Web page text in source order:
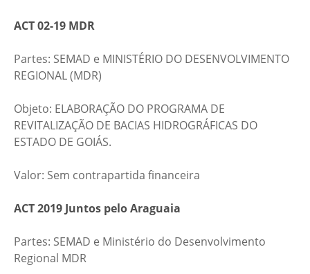
ACT 02-19 MDR
Partes: SEMAD e MINISTÉRIO DO DESENVOLVIMENTO
REGIONAL (MDR)​
Objeto: ELABORAÇÃO DO PROGRAMA DE
REVITALIZAÇÃO DE BACIAS HIDROGRÁFICAS DO
ESTADO DE GOIÁS.​
​Valor: Sem contrapartida financeira
ACT 2019 Juntos pelo Araguaia
Partes: SEMAD e Ministério do Desenvolvimento
Regional MDR​